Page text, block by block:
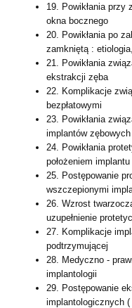
19. Powikłania przy
okna bocznego
20. Powikłania po
zamkniętą :
21. Powikłania
ekstrakcji zęba
22. Komplikacje
bezpłatowymi
23. Powikłania
implantów zębowych
24. Powikłania
położeniem implantu
25. Postępowanie
wszczepionymi
26. Wzrost
uzupełnienie
27. Komplikacje
podtrzymującej
28. Medyczno -
implantologii
29. Postępowanie
implantologicznych